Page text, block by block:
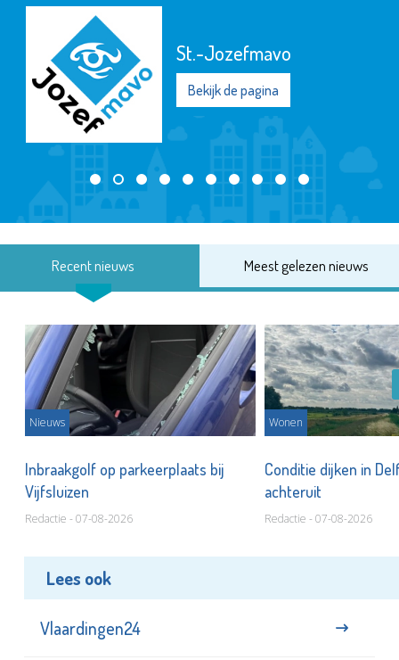
St.-Jozefmavo
Bekijk de pagina
Recent nieuws Meest gelezen nieuws
Nieuws
Inbraakgolf op parkeerplaats bij
Vijfsluizen
Redactie - 07-08-2026
Wonen
Conditie dijken in
achteruit
Redactie - 07-08-2026
Lees ook
Vlaardingen24